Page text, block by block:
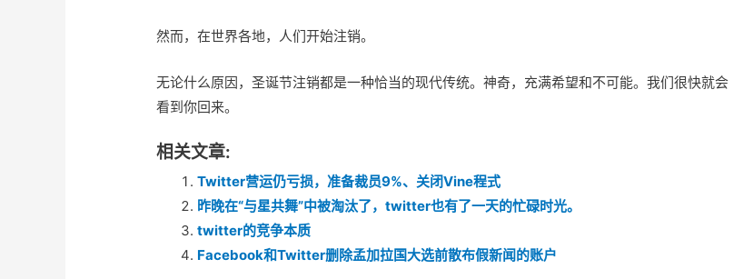
然而，在世界各地，人们开始注销。
无论什么原因，圣诞节注销都是一种恰当的现代传统。神奇，充满希望和不可能。我们很快就会
看到你回来。
相关文章:
Twitter营运仍亏损，准备裁员9%、关闭Vine程式
昨晚在“与星共舞”中被淘汰了，twitter也有了一天的忙碌时光。
twitter的竞争本质
Facebook和Twitter删除孟加拉国大选前散布假新闻的账户